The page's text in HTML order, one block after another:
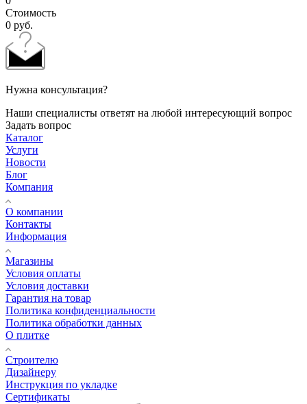
Стоимость
0 руб.
Нужна консультация?
Наши специалисты ответят на любой интересующий вопрос
Задать вопрос
Каталог
Услуги
Новости
Блог
Компания
О компании
Контакты
Информация
Магазины
Условия оплаты
Условия доставки
Гарантия на товар
Политика конфиденциальности
Политика обработки данных
О плитке
Строителю
Дизайнеру
Инструкция по укладке
Сертификаты